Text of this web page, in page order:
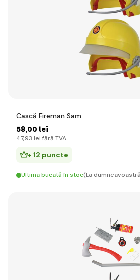
Cască Fireman Sam
58,00 lei
47,93 lei fără TVA
+ 12 puncte
Ultima bucată în stoc(La